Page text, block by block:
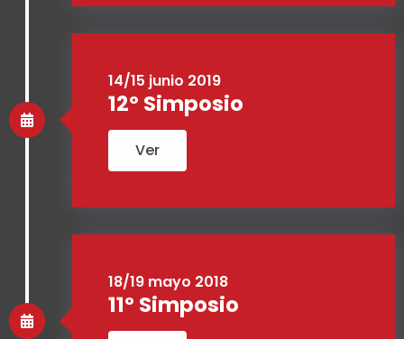
14/15 junio 2019
12º Simposio
Ver
18/19 mayo 2018
11º Simposio